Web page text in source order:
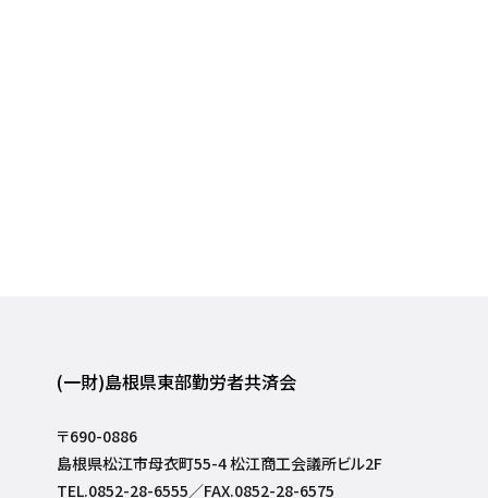
(一財)島根県東部勤労者共済会
〒690-0886
島根県松江市母衣町55-4 松江商工会議所ビル2F
TEL.0852-28-6555／FAX.0852-28-6575